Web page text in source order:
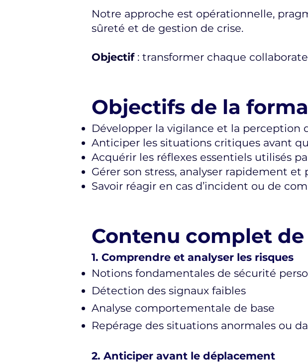
Notre approche est opérationnelle,
sûreté et de gestion de crise.
Objectif : transformer chaque
Objectifs de la
Développer la vigilance et la perception
Anticiper les situations critiques avant
Acquérir les réflexes essentiels utilisés
Gérer son stress, analyser rapidement
Savoir réagir en cas d’incident ou de
Contenu complet
1. Comprendre et analyser les risques
Notions fondamentales de sécurité
Détection des signaux faibles
Analyse comportementale de base
Repérage des situations anormales ou
2. Anticiper avant le déplacement